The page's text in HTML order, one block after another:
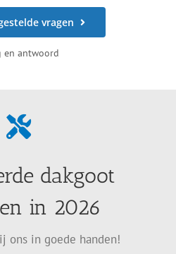
vragen
en antwoord
dakgoot
in 2026
ons in goede handen!